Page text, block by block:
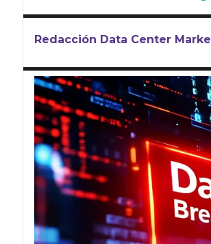
Redacción Data Center